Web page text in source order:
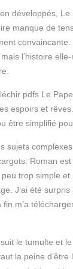
développés, Le
manque de
convaincante.
l’histoire
pdfs Le
espoirs et
être simplifié
sujets
Roman
trop simple et
J’ai été
m’a
le tumulte et
la peine d’être